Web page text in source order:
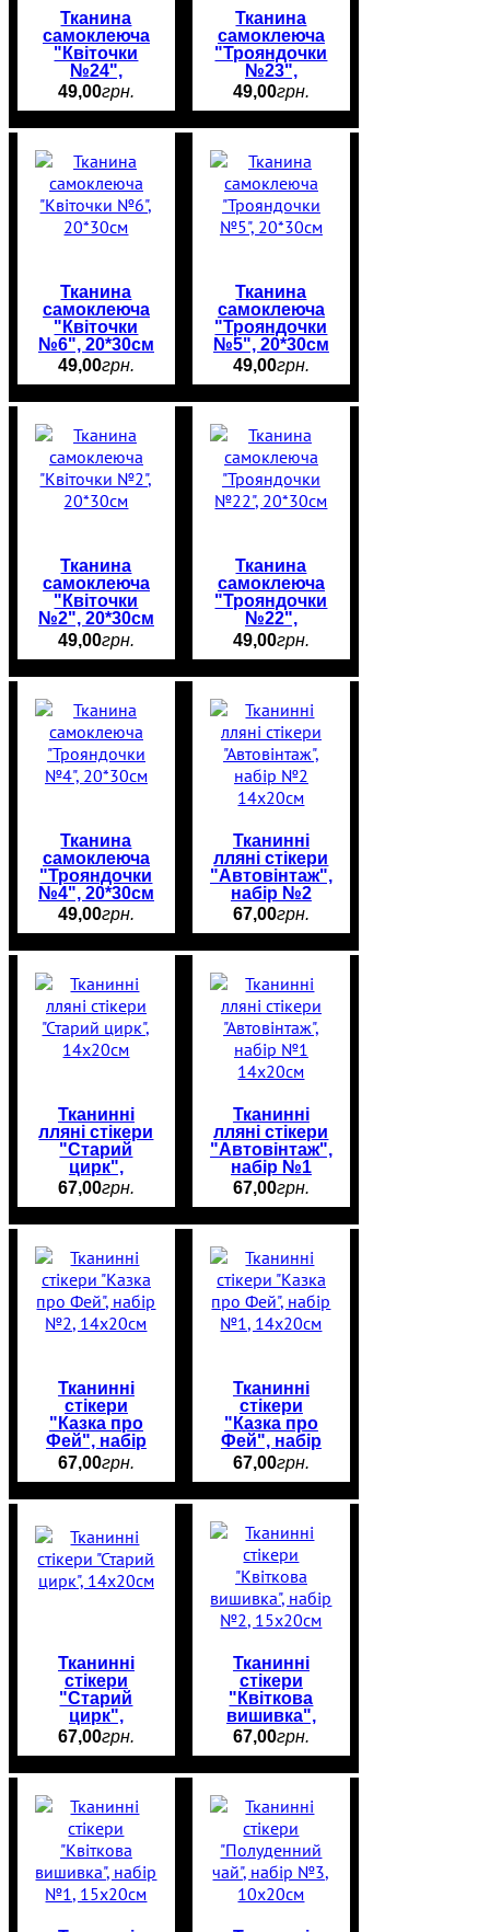
Тканина
самоклеюча
"Квіточки
№24",
20*30см
49,00грн.
Тканина
самоклеюча
"Трояндочки
№23",
20*30см
49,00грн.
Тканина
самоклеюча
"Квіточки
№6", 20*30см
49,00грн.
Тканина
самоклеюча
"Трояндочки
№5", 20*30см
49,00грн.
Тканина
самоклеюча
"Квіточки
№2", 20*30см
49,00грн.
Тканина
самоклеюча
"Трояндочки
№22",
20*30см
49,00грн.
Тканина
самоклеюча
"Трояндочки
№4", 20*30см
49,00грн.
Тканинні
лляні стікери
"Автовінтаж",
набір №2
14х20см
67,00грн.
Тканинні
лляні стікери
"Старий
цирк",
14х20см
67,00грн.
Тканинні
лляні стікери
"Автовінтаж",
набір №1
14х20см
67,00грн.
Тканинні
стікери
"Казка про
Фей", набір
№2, 14х20см
67,00грн.
Тканинні
стікери
"Казка про
Фей", набір
№1, 14х20см
67,00грн.
Тканинні
стікери
"Старий
цирк",
14х20см
67,00грн.
Тканинні
стікери
"Квіткова
вишивка",
набір №2,
15х20см
67,00грн.